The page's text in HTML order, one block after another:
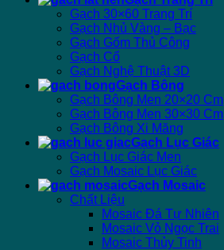
Gạch 30×60 Trang Trí
Gạch Nhủ Vàng – Bạc
Gạch Gốm Thủ Công
Gạch Cổ
Gạch Nghệ Thuật 3D
Gạch Bông
Gạch Bông Men 20×20 Cm
Gạch Bông Men 30×30 Cm
Gạch Bông Xi Măng
Gạch Lục Giác
Gạch Lục Giác Men
Gạch Mosaic Lục Giác
Gạch Mosaic
Chất Liệu
Mosaic Đá Tự Nhiên
Mosaic Vỏ Ngọc Trai
Mosaic Thủy Tinh